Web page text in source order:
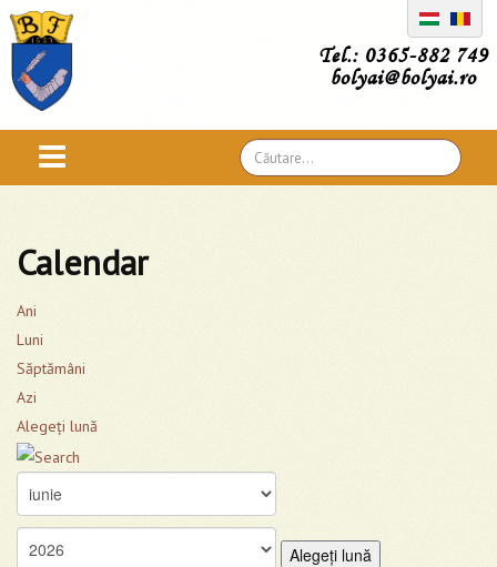
Tel.: 0365-882 749
bolyai@bolyai.ro
Căutare
...
Calendar
Ani
Luni
Săptămâni
Azi
Alegeţi lună
Alegeţi lună